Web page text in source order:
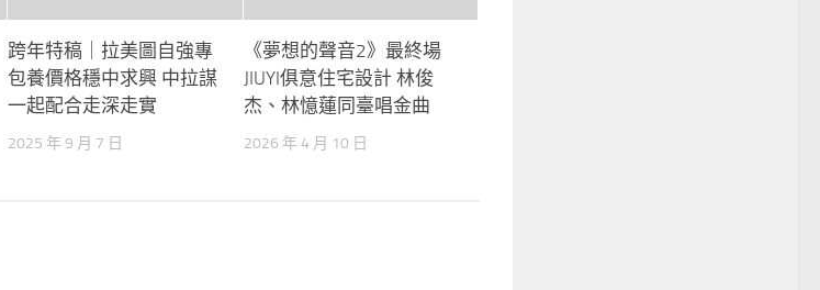
跨年特稿｜拉美圖自強專
包養價格穩中求興 中拉謀
一起配合走深走實
2025 年 9 月 7 日
《夢想的聲音2》最終場
JIUYI俱意住宅設計 林俊
杰、林憶蓮同臺唱金曲
2026 年 4 月 10 日